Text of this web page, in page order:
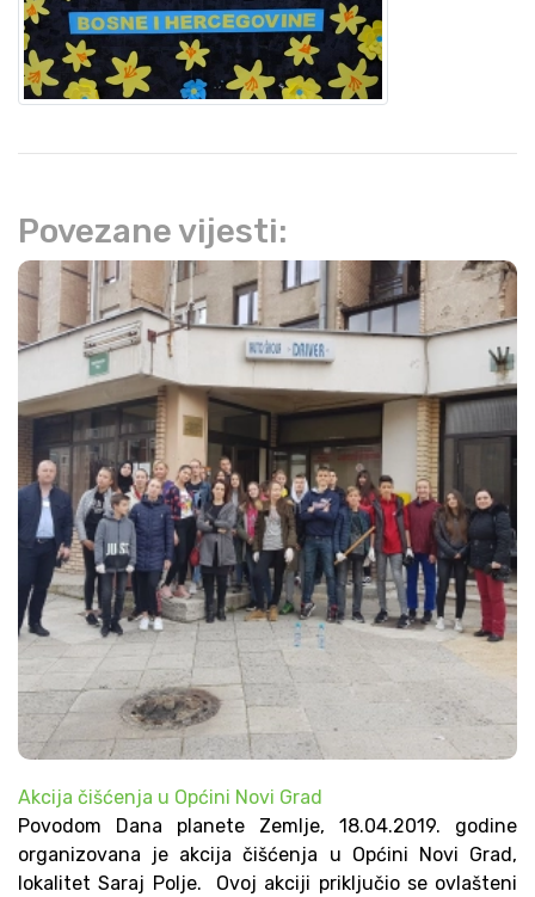
Povezane vijesti:
Akcija čišćenja u Općini Novi Grad
Povodom Dana planete Zemlje, 18.04.2019. godine
organizovana je akcija čišćenja u Općini Novi Grad,
lokalitet Saraj Polje. Ovoj akciji priključio se ovlašteni